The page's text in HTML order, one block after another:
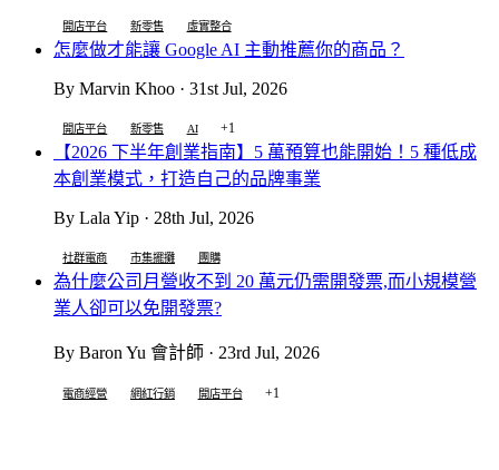
開店平台 新零售 虛實整合
怎麼做才能讓 Google AI 主動推薦你的商品？
By Marvin Khoo · 31st Jul, 2026
開店平台 新零售 AI +1
【2026 下半年創業指南】5 萬預算也能開始！5 種低成
本創業模式，打造自己的品牌事業
By Lala Yip · 28th Jul, 2026
社群電商 市集擺攤 團購
為什麼公司月營收不到 20 萬元仍需開發票,而小規模營
業人卻可以免開發票?
By Baron Yu 會計師 · 23rd Jul, 2026
電商經營 網紅行銷 開店平台 +1